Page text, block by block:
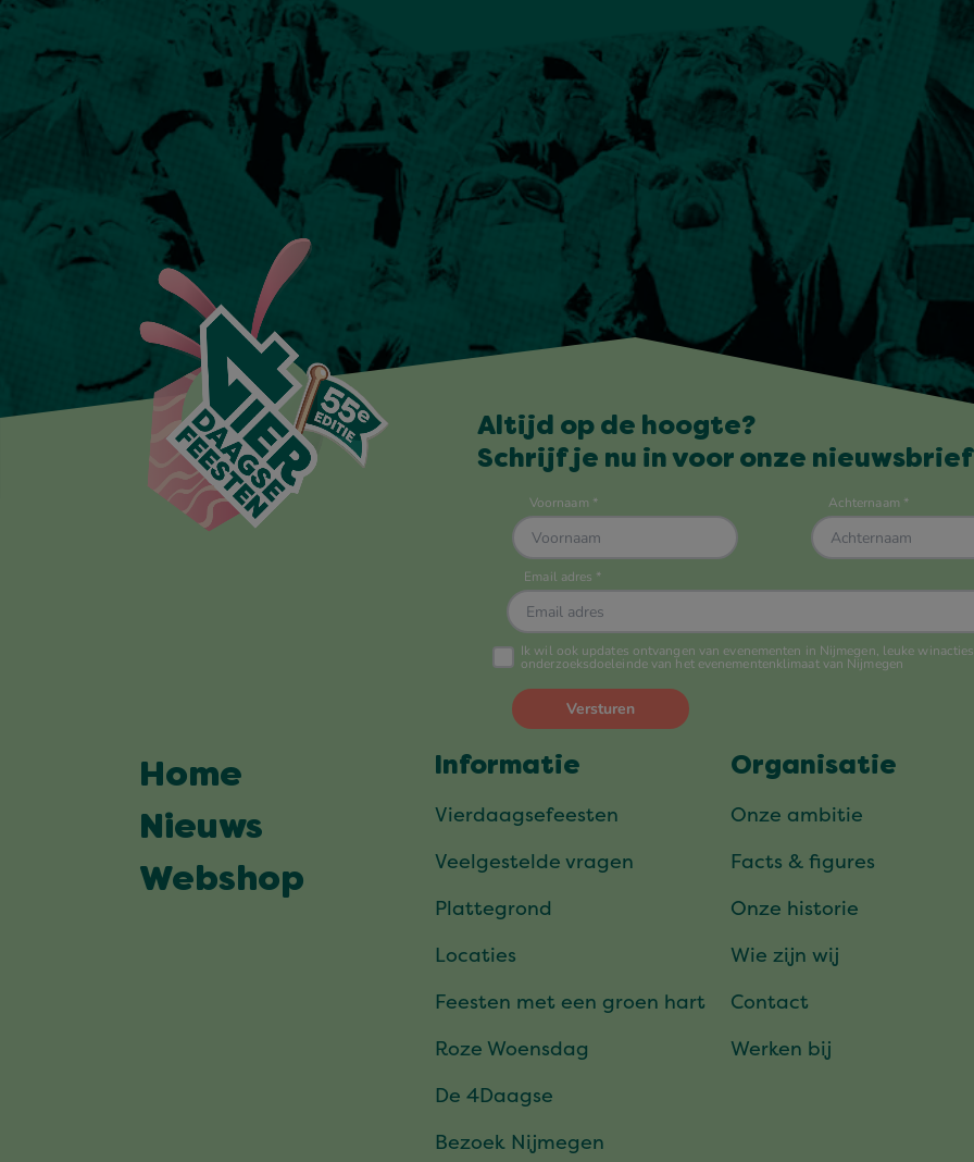
Altijd op de hoogte?
Schrijf je nu in voor onze
Home
Nieuws
Webshop
Informatie
Vierdaagsefeesten
Veelgestelde vragen
Plattegrond
Locaties
Feesten met een groen hart
Roze Woensdag
De 4Daagse
Bezoek Nijmegen
Organisatie
Onze ambitie
Facts & figures
Onze historie
Wie zijn wij
Contact
Werken bij